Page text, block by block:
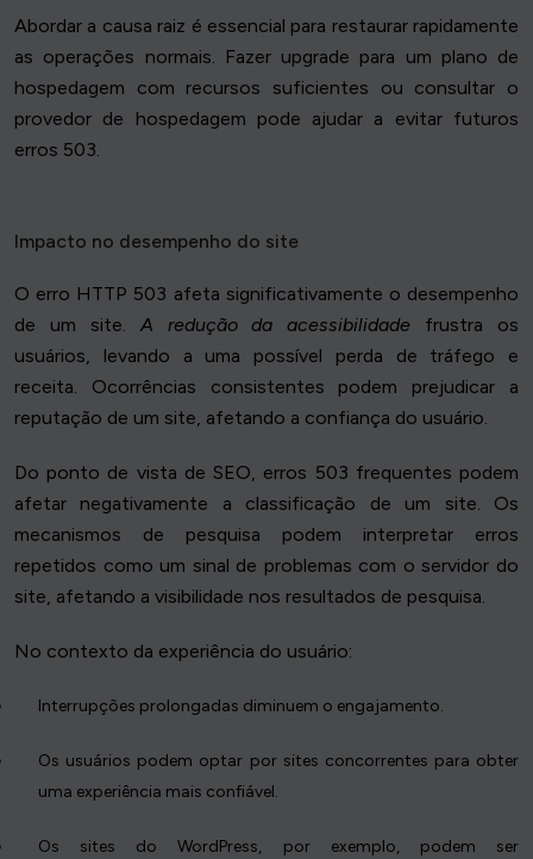
Abordar a causa raiz é essencial para restaurar rapidamente
as operações normais. Fazer upgrade para um plano de
hospedagem com recursos suficientes ou consultar o
provedor de hospedagem pode ajudar a evitar futuros
erros 503.
Impacto no desempenho do site
O erro HTTP 503 afeta significativamente o desempenho
de um site. A redução da acessibilidade frustra os
usuários, levando a uma possível perda de tráfego e
receita. Ocorrências consistentes podem prejudicar a
reputação de um site, afetando a confiança do usuário.
Do ponto de vista de SEO, erros 503 frequentes podem
afetar negativamente a classificação de um site. Os
mecanismos de pesquisa podem interpretar erros
repetidos como um sinal de problemas com o servidor do
site, afetando a visibilidade nos resultados de pesquisa.
No contexto da experiência do usuário:
Interrupções prolongadas diminuem o engajamento.
Os usuários podem optar por sites concorrentes para obter
uma experiência mais confiável.
Os sites do WordPress, por exemplo, podem ser